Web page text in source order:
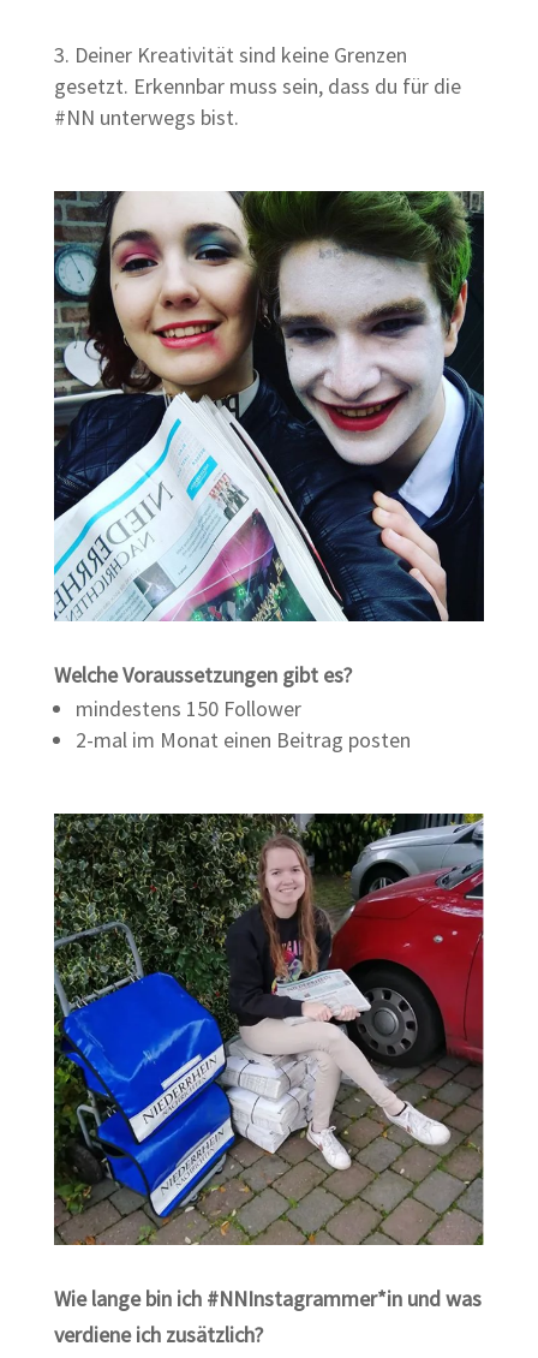
Deiner Kreativität sind keine Grenzen
gesetzt. Erkennbar muss sein, dass du für die
#NN unterwegs bist.
Welche Voraussetzungen gibt es?
mindestens 150 Follower
2-mal im Monat einen Beitrag posten
Wie lange bin ich #NNInstagrammer*in und was
verdiene ich zusätzlich?